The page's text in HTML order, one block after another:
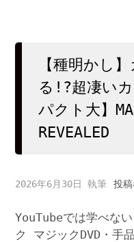
【種明かし
る!?超凄い
パクト大】
REVEALED
2026年6月30日 投稿
YouTubeでは学べな
ク マジックDVD・手